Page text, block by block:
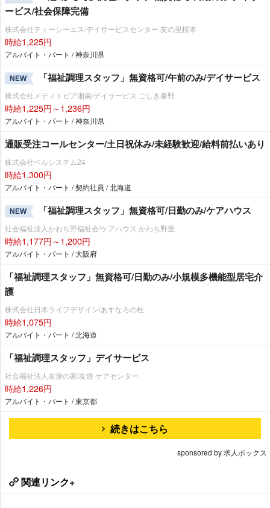
ービス/社会保障完備
株式会社ティーシーエス/デイサービスセンター 友の里桜本
時給1,225円
アルバイト・パート / 神奈川県
NEW 「福祉調理スタッフ」無資格可/午前のみ/デイサービス
株式会社メディトピア湘南/デイサービス ごしき秦野
時給1,225円～1,236円
アルバイト・パート / 神奈川県
通販受注コールセンター/土日祝休み/未経験歓迎/給料前払いあり
株式会社ベルシステム24
時給1,300円
アルバイト・パート / 契約社員 / 北海道
NEW 「福祉調理スタッフ」無資格可/日勤のみ/ケアハウス
社会福祉法人かわち野福祉会/ケアハウス かわち野里
時給1,177円～1,200円
アルバイト・パート / 大阪府
「福祉調理スタッフ」無資格可/日勤のみ/小規模多機能型居宅介
護
株式会社日本ライフデザイン/あすなろの杜
時給1,075円
アルバイト・パート / 北海道
「福祉調理スタッフ」デイサービス
社会福祉法人友遊の家/友遊 ケアセンター
時給1,226円
アルバイト・パート / 東京都
続きはこちら
sponsored by 求人ボックス
関連リンク+